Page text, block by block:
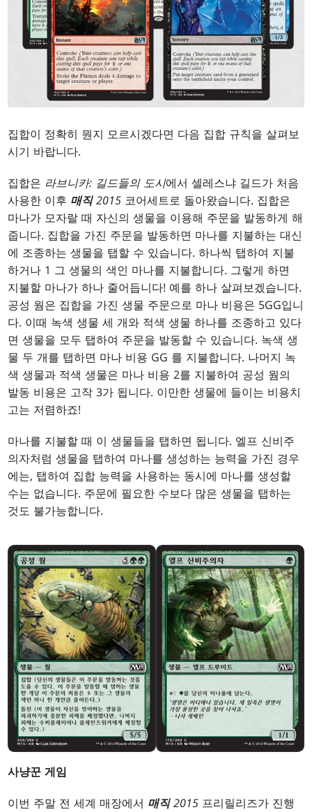
집합이 정확히 뭔지 모르시겠다면 다음 집합 규칙을 살펴보
시기 바랍니다.
집합은 라브니카: 길드들의 도시에서 셀레스냐 길드가 처음
사용한 이후 매직2015 코어세트로 돌아왔습니다. 집합은
마나가 모자랄 때 자신의 생물을 이용해 주문을 발동하게 해
줍니다. 집합을 가진 주문을 발동하면 마나를 지불하는 대신
에 조종하는 생물을 탭할 수 있습니다. 하나씩 탭하여 지불
하거나 1 그 생물의 색인 마나를 지불합니다. 그렇게 하면
지불할 마나가 하나 줄어듭니다! 예를 하나 살펴보겠습니다.
공성 웜은 집합을 가진 생물 주문으로 마나 비용은 5GG입니
다. 이때 녹색 생물 세 개와 적색 생물 하나를 조종하고 있다
면 생물을 모두 탭하여 주문을 발동할 수 있습니다. 녹색 생
물 두 개를 탭하면 마나 비용 GG 를 지불합니다. 나머지 녹
색 생물과 적색 생물은 마나 비용2를 지불하여 공성 웜의
발동 비용은 고작3가 됩니다. 이만한 생물에 들이는 비용치
고는 저렴하죠!
마나를 지불할 때 이 생물들을 탭하면 됩니다. 엘프 신비주
의자처럼 생물을 탭하여 마나를 생성하는 능력을 가진 경우
에는, 탭하여 집합 능력을 사용하는 동시에 마나를 생성할
수는 없습니다. 주문에 필요한 수보다 많은 생물을 탭하는
것도 불가능합니다.
사냥꾼 게임
이번 주말 전 세계 매장에서 매직2015 프리릴리즈가 진행